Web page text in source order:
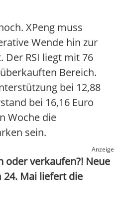
XPeng muss
Wende hin zur
RSI liegt mit 76
Bereich.
bei 12,88
bei 16,16 Euro
Woche die
sein.
Anzeige
oder verkaufen?! Neue
24. Mai liefert die